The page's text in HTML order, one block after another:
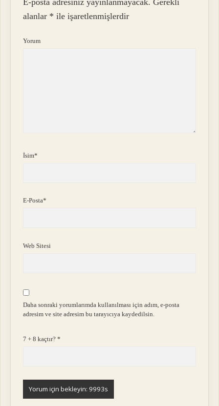
E-posta adresiniz yayınlanmayacak. Gerekli
alanlar * ile işaretlenmişlerdir
Yorum
İsim*
E-Posta*
Web Sitesi
Daha sonraki yorumlarımda kullanılması için adım, e-posta
adresim ve site adresim bu tarayıcıya kaydedilsin.
7 + 8 kaçtır?*